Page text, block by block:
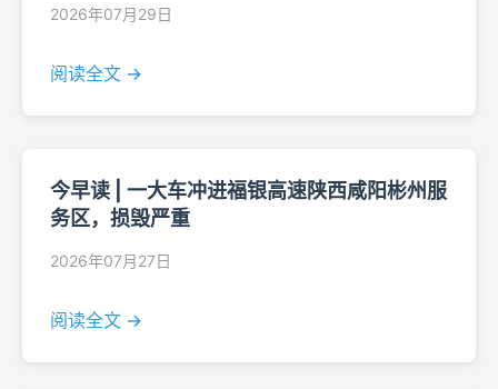
2026年07月29日
阅读全文 →
今早读 | 一大车冲进福银高速陕西咸阳彬州服
务区，损毁严重
2026年07月27日
阅读全文 →